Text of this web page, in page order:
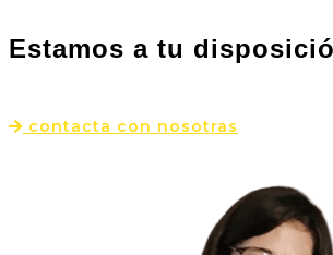
Estamos a tu
contacta con nosotras